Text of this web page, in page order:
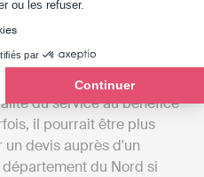
ou les refuser.
par
Continuer
avec votre expert-
que le cabinet
votre lieu de travail ou
il est essentiel de
du service au bénéfice
il pourrait être plus
devis auprès d'un
du Nord si